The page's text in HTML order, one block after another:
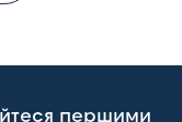
першими